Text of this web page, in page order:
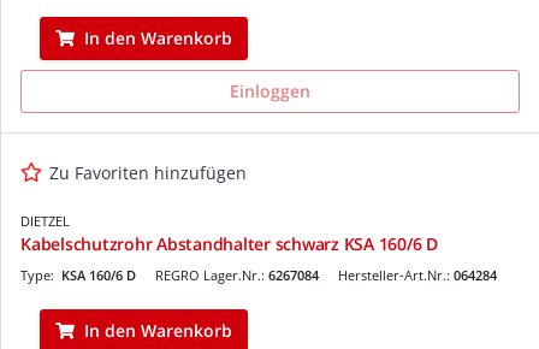
In den Warenkorb
Einloggen
Zu Favoriten hinzufügen
DIETZEL
Kabelschutzrohr Abstandhalter schwarz KSA 160/6 D
REGRO Lager.Nr.: 6267084
Type: KSA 160/6 D Hersteller-Art.Nr.: 064284
In den Warenkorb